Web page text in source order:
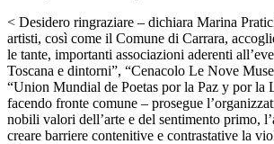
< Desidero ringraziare – dichiara Marina
artisti, così come il Comune di Carrara,
le tante, importanti associazioni aderenti
Toscana e dintorni”, “Cenacolo Le Nove
“Union Mundial de Poetas por la Paz y por la
facendo fronte comune – prosegue
nobili valori dell’arte e del sentimento primo,
creare barriere contenitive e contrastative la